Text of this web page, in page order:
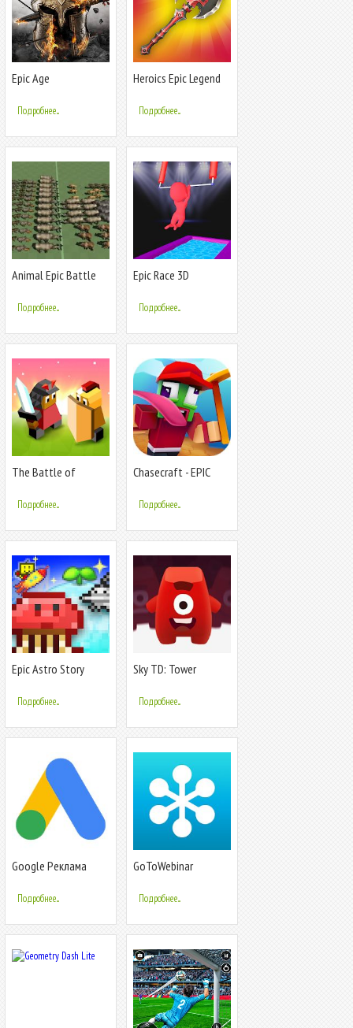
Epic Age
Подробнее...
Heroics Epic Legend
Подробнее...
Animal Epic Battle
Подробнее...
Epic Race 3D
Подробнее...
The Battle of
Civilization War
Подробнее...
Chaseсraft - EPIC
Подробнее...
Epic Astro Story
Подробнее...
Sky TD: Tower
Game
Подробнее...
Google Реклама
Подробнее...
GoToWebinar
Подробнее...